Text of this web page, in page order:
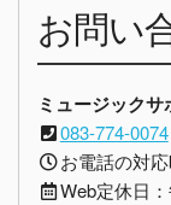
お問い
ミュージック
083-774-0074
お電話の対
Web定休日